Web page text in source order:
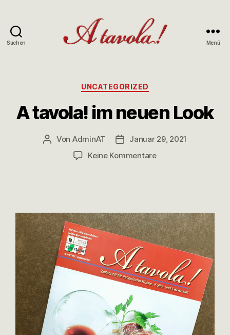
Suchen Menü
UNCATEGORIZED
A tavola! im neuen Look
Von AdminAT
Januar 29, 2021
Keine Kommentare